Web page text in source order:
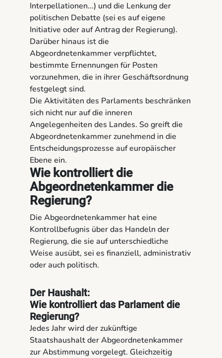
Interpellationen...) und die Lenkung der
politischen Debatte (sei es auf eigene
Initiative oder auf Antrag der Regierung).
Darüber hinaus ist die
Abgeordnetenkammer verpflichtet,
bestimmte Ernennungen für Posten
vorzunehmen, die in ihrer Geschäftsordnung
festgelegt sind.
Die Aktivitäten des Parlaments beschränken
sich nicht nur auf die inneren
Angelegenheiten des Landes. So greift die
Abgeordnetenkammer zunehmend in die
Entscheidungsprozesse auf europäischer
Ebene ein.
Wie kontrolliert die
Abgeordnetenkammer die
Regierung?
Die Abgeordnetenkammer hat eine
Kontrollbefugnis über das Handeln der
Regierung, die sie auf unterschiedliche
Weise ausübt, sei es finanziell, administrativ
oder auch politisch.
Der Haushalt:
Wie kontrolliert das Parlament die
Regierung?
Jedes Jahr wird der zukünftige
Staatshaushalt der Abgeordnetenkammer
zur Abstimmung vorgelegt. Gleichzeitig